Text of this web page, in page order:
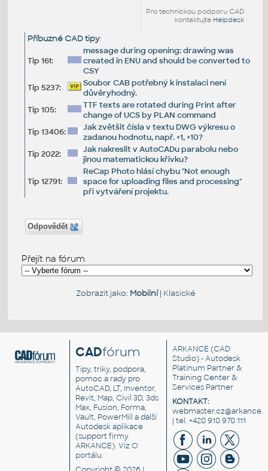
Pro technickou podporu CAD
kontaktujte Helpdesk
Příbuzné CAD tipy:
Tip 161:
message during opening: drawing was
created in ENU and should be converted to
CSY
Tip 5237:
Soubor CAB potřebný k instalaci není
důvěryhodný.
Tip 105:
TTF texts are rotated during Print after
change of UCS by PLAN command
Tip 13406:
Jak zvětšit čísla v textu DWG výkresu o
zadanou hodnotu, např. +1, +10?
Tip 2022:
Jak nakreslit v AutoCADu parabolu nebo
jinou matematickou křivku?
Tip 12791:
ReCap Photo hlásí chybu "Not enough
space for uploading files and processing"
při vytváření projektu.
Odpovědět
Přejít na fórum
Zobrazit jako: Mobilní| Klasické
CADfórum
Tipy, triky, podpora,
pomoc a rady pro
AutoCAD, LT, Inventor,
Revit, Map, Civil 3D, 3ds
Max, Fusion, Forma,
Vault, PowerMill a další
Autodesk aplikace
(support firmy
ARKANCE). VizO
portálu.
ARKANCE (CAD
Studio) - Autodesk
Platinum Partner &
Training Center &
Services Partner
KONTAKT:
| tel. +420 910 970 111